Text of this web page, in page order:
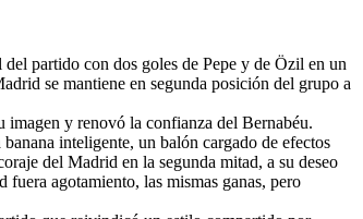
partido con dos goles de Pepe y de Özil en un
se mantiene en segunda posición del grupo a
y renovó la confianza del Bernabéu.
inteligente, un balón cargado de efectos
del Madrid en la segunda mitad, a su deseo
agotamiento, las mismas ganas, pero